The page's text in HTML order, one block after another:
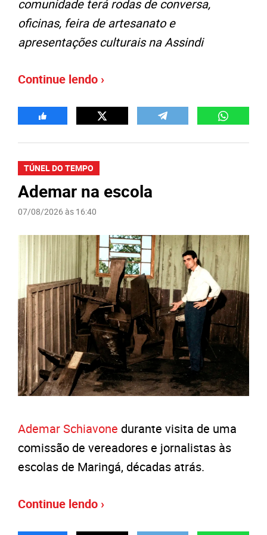
comunidade terá rodas de conversa,
oficinas, feira de artesanato e
apresentações culturais na Assindi
Continue lendo ›
TÚNEL DO TEMPO
Ademar na escola
07/08/2026 às 16:40
Ademar Schiavone durante visita de uma
comissão de vereadores e jornalistas às
escolas de Maringá, décadas atrás.
Continue lendo ›